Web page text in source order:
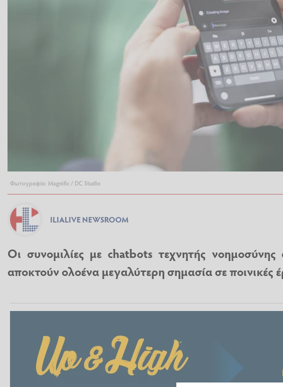
Φωτογραφία: Magnific / DC Studio
ILIALIVE NEWSROOM
Οι συνομιλίες με chatbots τεχνητής νοημοσύνης
αποκτούν ολοένα μεγαλύτερη σημασία σε ποινικές